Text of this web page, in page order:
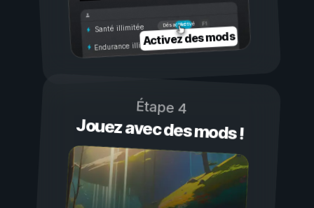
Activé
Désactivé
Santé illimitée
Endurance illimitéeActivez des mods
Étape 4
Jouez avec des mods !